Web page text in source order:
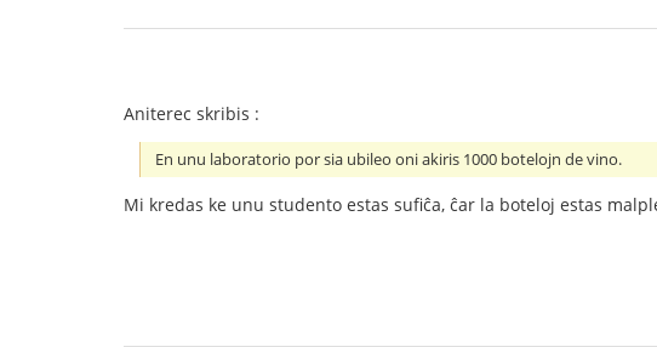
Aniterec skribis :
En unu laboratorio por sia ubileo oni akiris 1000 botelojn de vino.
Mi kredas ke unu studento estas sufiĉa, ĉar la boteloj estas